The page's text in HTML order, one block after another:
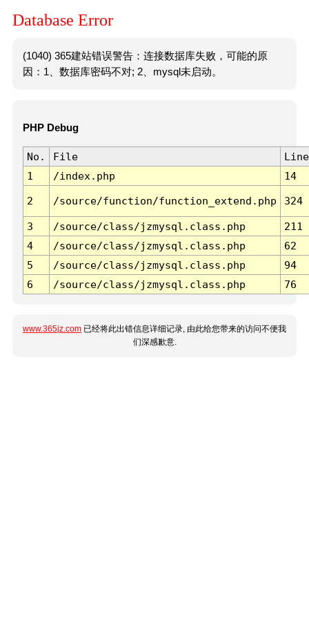
Database Error
(1040) 365建站错误警告：连接数据库失败，可能的原
因：1、数据库密码不对; 2、mysql未启动。
PHP Debug
No. File
Line
1
/index.php 14
2 /source/function/function_extend.php 324
3 /source/class/jzmysql.class.php
211
4
/source/class/jzmysql.class.php
62
5
/source/class/jzmysql.class.php
94
6
/source/class/jzmysql.class.php 76
www.365jz.com 已经将此出错信息详细记录, 由此给您带来的访问不便我
们深感歉意.